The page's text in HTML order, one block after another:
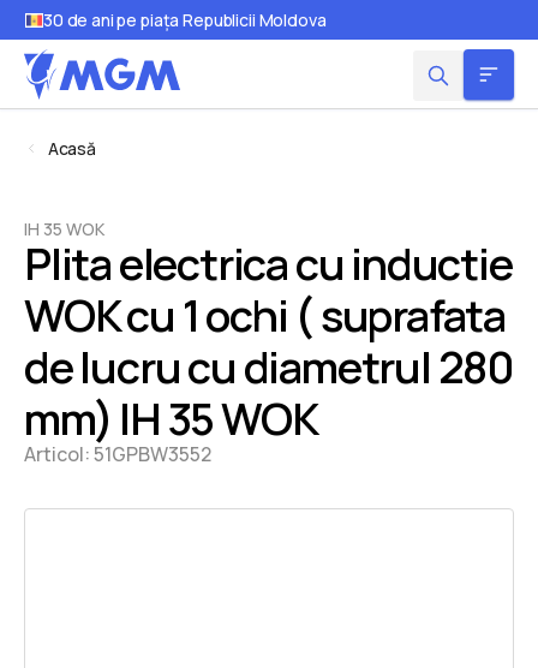
30 de ani pe piața Republicii Moldova
Acasă
IH 35 WOK
Plita electrica cu inductie
WOK cu 1 ochi ( suprafata
de lucru cu diametrul 280
mm) IH 35 WOK
Articol:51GPBW3552